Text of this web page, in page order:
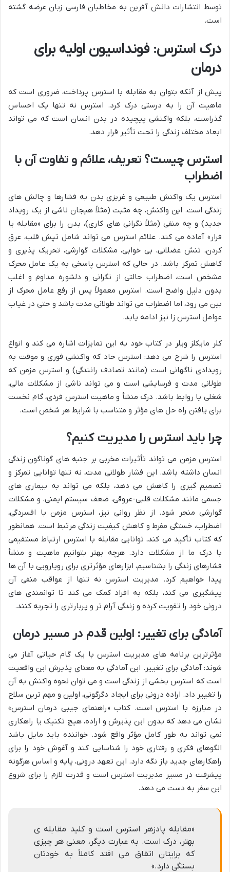
توسط انتشارات دانش آفرین به مخاطبان فارسی زبان عرضه گشته
است.
درک استرس: فونداسیون اولیه برای
درمان
پیش از آنکه بتوان به مقابله با استرس پرداخت، ضروری است که
ماهیت آن را به درستی درک کرد. استرس نه تنها یک احساس
گذراست، بلکه واکنشی پیچیده در بدن انسان است که می تواند
ابعاد مختلف زندگی را تحت تأثیر قرار دهد.
استرس چیست؟ تعریف، علائم و تفاوت آن با
اضطراب
استرس یک واکنش طبیعی و غریزی بدن به فشارها و چالش های
زندگی است. این واکنش، چه مثبت (مثلاً هیجان ناشی از یک رویداد
جدید) و چه منفی (مثلاً نگرانی های کاری)، بدن را برای «مقابله یا
فرار» آماده می کند. علائم استرس می تواند شامل تپش قلب، عرق
کردن، تنش عضلانی، بی خوابی، مشکلات گوارشی، تحریک پذیری و
کاهش تمرکز باشد. در حالی که استرس پاسخی به یک عامل محرک
مشخص است، اضطراب حالتی از نگرانی و دلشوره مداوم و اغلب
بدون دلیل واضح است. استرس معمولاً پس از رفع عامل محرک از
بین می رود، اما اضطراب می تواند طولانی مدت باشد و حتی در غیاب
عوامل استرس زا نیز ادامه یابد.
کلر مایکلز ویلر در کتاب خود به این تمایزات اشاره می کند و انواع
استرس را شرح می دهد: استرس حاد که واکنشی فوری و موقت به
رویدادی ناگهانی است (مانند تصادف رانندگی) و استرس مزمن که
طولانی مدت و فرسایشی است و می تواند ناشی از مشکلات مالی،
شغلی یا روابط باشد. درک منشأ و ماهیت استرس فردی، گام نخست
برای یافتن راه حل های مؤثر و متناسب با شرایط هر شخص است.
چرا باید استرس را مدیریت کنیم؟
استرس مزمن می تواند تأثیرات مخربی بر جنبه های گوناگون زندگی
انسان داشته باشد. این فشار طولانی مدت، نه تنها توانایی تمرکز و
تصمیم گیری را کاهش می دهد، بلکه می تواند به بیماری های
جسمی مانند مشکلات قلبی-عروقی، ضعف سیستم ایمنی، و مشکلات
گوارشی منجر شود. از نظر روانی نیز، استرس مزمن با افسردگی،
اضطراب، خستگی مفرط و کاهش کیفیت زندگی مرتبط است. همانطور
که کتاب تأکید می کند، توانایی مقابله با استرس ارتباط مستقیمی
با درک ما از مشکلات دارد. هرچه بهتر بتوانیم ماهیت و منشأ
فشارهای زندگی را بشناسیم، ابزارهای مؤثرتری برای رویارویی با آن ها
پیدا خواهیم کرد. مدیریت استرس نه تنها از عواقب منفی آن
پیشگیری می کند، بلکه به افراد کمک می کند تا توانمندی های
درونی خود را تقویت کرده و زندگی آرام تر و پربارتری را تجربه کنند.
آمادگی برای تغییر: اولین قدم در مسیر درمان
مؤثرترین برنامه های مدیریت استرس با یک گام حیاتی آغاز می
شوند: آمادگی برای تغییر. این آمادگی به معنای پذیرش این واقعیت
است که استرس بخشی از زندگی است و می توان نحوه واکنش به آن
را تغییر داد. اراده درونی برای ایجاد دگرگونی، اولین و مهم ترین سلاح
در مبارزه با استرس است. کتاب «راهنمای جیبی درمان استرس»
نشان می دهد که بدون این پذیرش و اراده، هیچ تکنیک یا راهکاری
نمی تواند به طور کامل مؤثر واقع شود. خواننده باید مایل باشد
الگوهای فکری و رفتاری خود را شناسایی کند و آغوش خود را برای
راهکارهای جدید باز نگه دارد. این تعهد درونی، پایه و اساس هرگونه
پیشرفت در مسیر مدیریت استرس است و قدرت لازم را برای شروع
این سفر به دست می دهد.
«مقابله پادزهر استرس است و کلید مقابله ی
بهتر، درک است. به عبارت دیگر، معنی هر چیزی
که برایتان اتفاق می افتد کاملاً به خودتان
بستگی دارد.»